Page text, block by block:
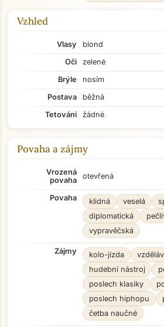
Vzhled
Vlasy
blond
Oči
zelené
Brýle
nosím
Postava
běžná
Tetování
žádné
Povaha a zájmy
Vrozená
povaha
otevřená
Povaha klidná veselá
diplomatická
vypravěčská
Zájmy kolo-jízda
hudební nástroj
poslech klasiky
poslech hiphopu
četba naučné